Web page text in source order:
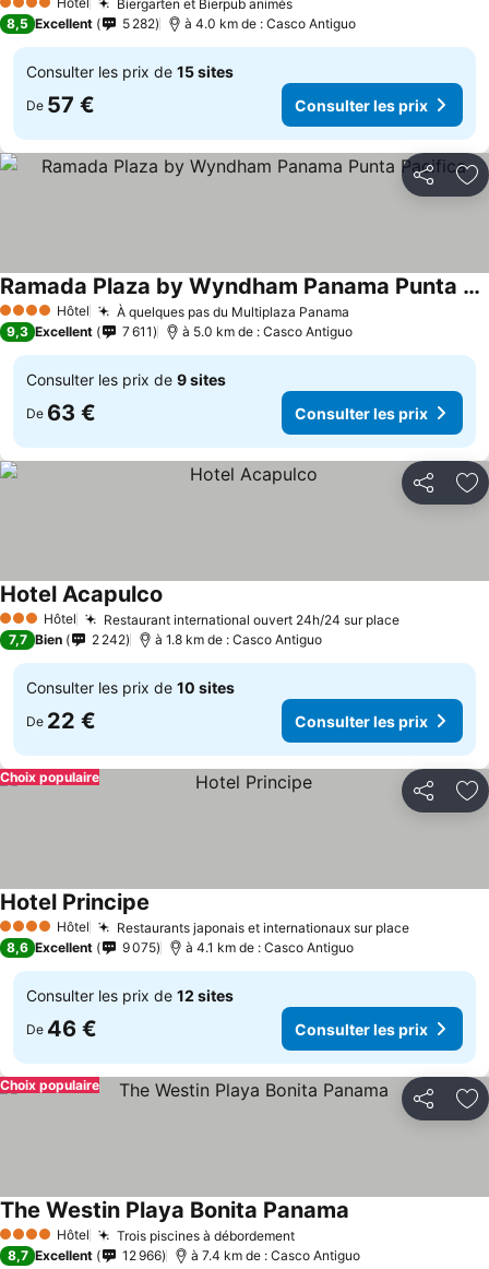
4 Étoiles Biergarten et Bierpub animésConsulter les prix
8,5 Excellent 5 282 à 4.0 km de : Casco Antiguo
Consulter les prix de 15 sites
De 57 € Consulter les prix
Partager
4 Étoiles Hôtel À quelques pas du Multiplaza Panama
Ramada Plaza by Wyndham Panama Punta Pacifica
Consulter les prix
9,3 Excellent 7 611 à 5.0 km de : Casco Antiguo
Consulter les prix de 9 sites
De 63 € Consulter les prix
Partager
3 ÉtoilesHôtel Restaurant international ouvert 24h/24 sur placeConsulter
Hotel Acapulco
7,7 Bien 2 242 à 1.8 km de : Casco Antiguo
Consulter les prix de 10 sites
De 22 € Consulter les prix
Partager
Choix populaire
4 Étoiles Hôtel Restaurants japonais et internationaux sur place
Hotel Principe
8,6 Excellent 9 075 à 4.1 km de : Casco Antiguo
Consulter les prix de 12 sites
De 46 € Consulter les prix
Partager
Choix populaire
4 Étoiles Hôtel Trois piscines à débordementConsulter les prix
The Westin Playa Bonita Panama
8,7 Excellent 12 966 à 7.4 km de : Casco Antiguo